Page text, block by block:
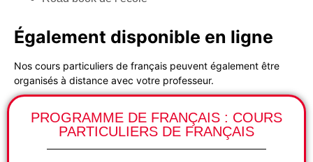
Également disponible en ligne
Nos cours particuliers de français peuvent également être
organisés à distance avec votre professeur.
PROGRAMME DE FRANÇAIS : COURS
PARTICULIERS DE FRANÇAIS